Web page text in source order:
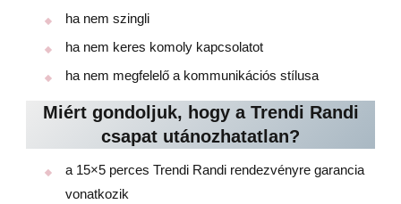
ha nem szingli
ha nem keres komoly kapcsolatot
ha nem megfelelő a kommunikációs stílusa
Miért gondoljuk, hogy a Trendi Randi
csapat utánozhatatlan?
a 15×5 perces Trendi Randi rendezvényre garancia
vonatkozik